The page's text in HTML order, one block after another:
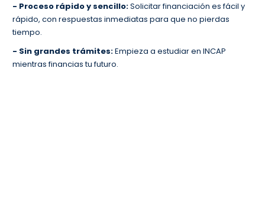
- Proceso rápido y sencillo:Solicitar financiación es fácil y
rápido, con respuestas inmediatas para que no pierdas
tiempo.
- Sin grandes trámites:Empieza a estudiar en INCAP
mientras financias tu futuro.